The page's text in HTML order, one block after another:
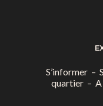
S’informer –
quartier–